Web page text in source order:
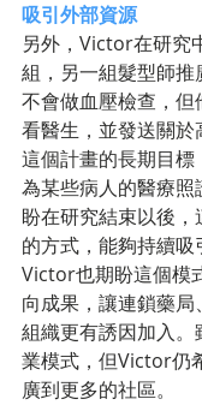
吸引外部資源
另外，Victor在研究
組，另一組髮型師
不會做血壓檢查，
看醫生，並發送關於
這個計畫的長期目
為某些病人的醫療
盼在研究結束以後
的方式，能夠持續吸
Victor也期盼這個模
向成果，讓連鎖藥
組織更有誘因加入
業模式，但Victor仍
廣到更多的社區。